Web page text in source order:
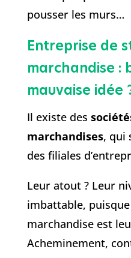
pousser les murs…
Entreprise de
marchandise :
mauvaise idée
Il existe des
marchandises, qui
des filiales
Leur atout ? Leur
imbattable,
marchandise est
Acheminement,